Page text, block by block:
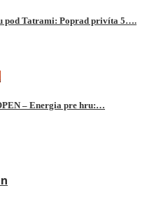
pod Tatrami: Poprad privíta 5….
– Energia pre hru:…